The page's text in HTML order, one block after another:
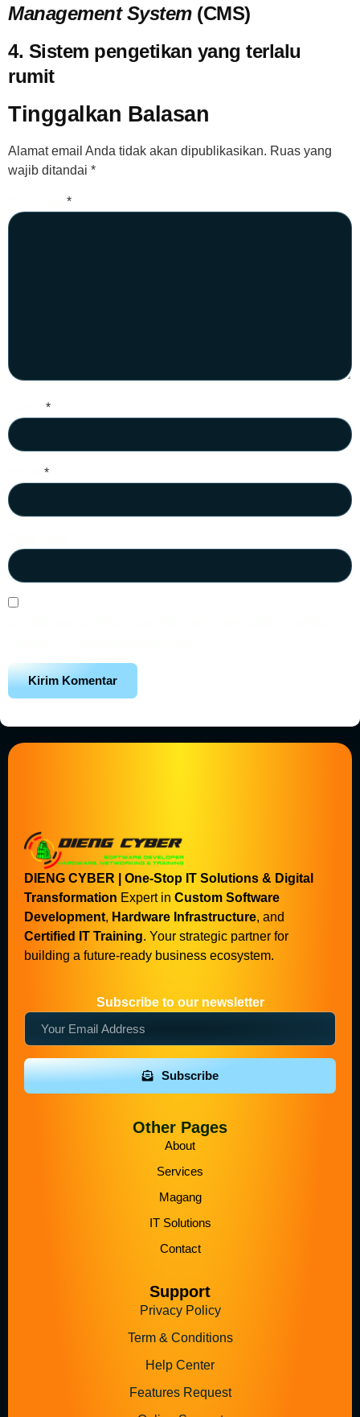
Management System(CMS)
4. Sistem pengetikan yang terlalu
rumit
Tinggalkan Balasan
Alamat email Anda tidak akan dipublikasikan. Ruas yang
wajib ditandai *
*
*
*
DIENG CYBER | One-Stop IT Solutions & Digital
Transformation Expert in Custom Software
Development, Hardware Infrastructure, and
Certified IT Training. Your strategic partner for
building a future-ready business ecosystem.
Subscribe to our newsletter
Subscribe
Other Pages
About
Services
Magang
IT Solutions
Contact
Support
Privacy Policy
Term & Conditions
Help Center
Features Request